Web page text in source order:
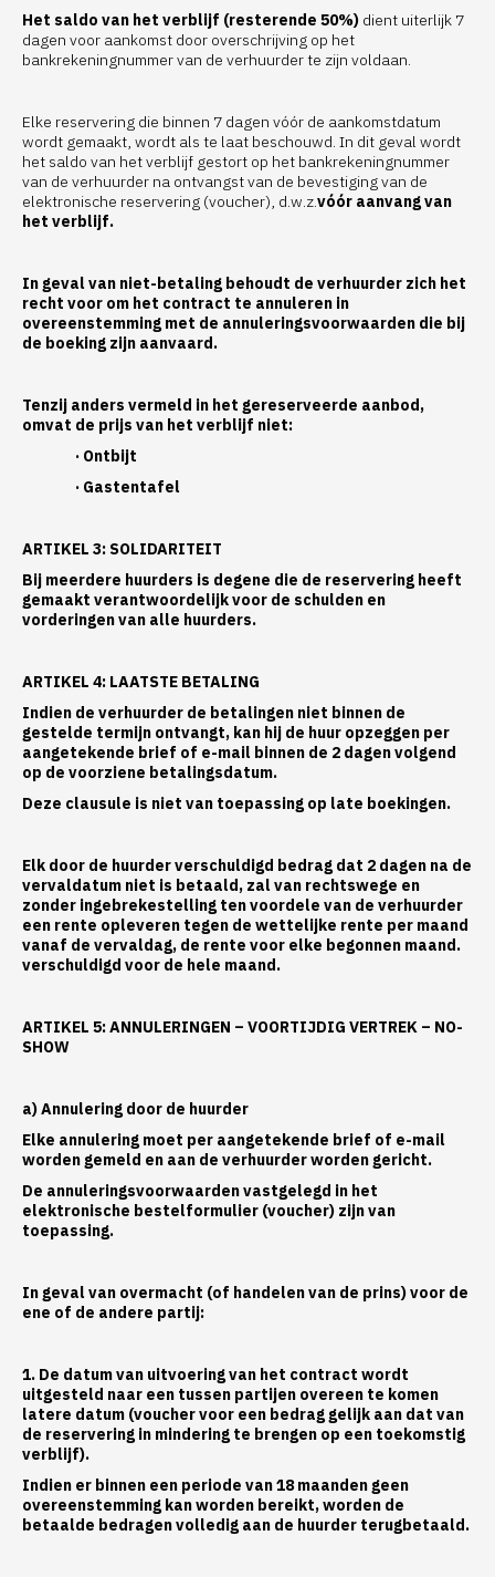
Het saldo van het verblijf (resterende 50%) dient uiterlijk 7
dagen voor aankomst door overschrijving op het
bankrekeningnummer van de verhuurder te zijn voldaan.
Elke reservering die binnen 7 dagen vóór de aankomstdatum
wordt gemaakt, wordt als te laat beschouwd. In dit geval wordt
het saldo van het verblijf gestort op het bankrekeningnummer
van de verhuurder na ontvangst van de bevestiging van de
elektronische reservering (voucher), d.w.z.vóór aanvang van
het verblijf.
In geval van niet-betaling behoudt de verhuurder zich het
recht voor om het contract te annuleren in
overeenstemming met de annuleringsvoorwaarden die bij
de boeking zijn aanvaard.
Tenzij anders vermeld in het gereserveerde aanbod,
omvat de prijs van het verblijf niet:
· Ontbijt
· Gastentafel
ARTIKEL 3: SOLIDARITEIT
Bij meerdere huurders is degene die de reservering heeft
gemaakt verantwoordelijk voor de schulden en
vorderingen van alle huurders.
ARTIKEL 4: LAATSTE BETALING
Indien de verhuurder de betalingen niet binnen de
gestelde termijn ontvangt, kan hij de huur opzeggen per
aangetekende brief of e-mail binnen de 2 dagen volgend
op de voorziene betalingsdatum.
Deze clausule is niet van toepassing op late boekingen.
Elk door de huurder verschuldigd bedrag dat 2 dagen na de
vervaldatum niet is betaald, zal van rechtswege en
zonder ingebrekestelling ten voordele van de verhuurder
een rente opleveren tegen de wettelijke rente per maand
vanaf de vervaldag, de rente voor elke begonnen maand.
verschuldigd voor de hele maand.
ARTIKEL 5: ANNULERINGEN – VOORTIJDIG VERTREK – NO-
SHOW
a) Annulering door de huurder
Elke annulering moet per aangetekende brief of e-mail
worden gemeld en aan de verhuurder worden gericht.
De annuleringsvoorwaarden vastgelegd in het
elektronische bestelformulier (voucher) zijn van
toepassing.
In geval van overmacht (of handelen van de prins) voor de
ene of de andere partij:
1. De datum van uitvoering van het contract wordt
uitgesteld naar een tussen partijen overeen te komen
latere datum (voucher voor een bedrag gelijk aan dat van
de reservering in mindering te brengen op een toekomstig
verblijf).
Indien er binnen een periode van 18 maanden geen
overeenstemming kan worden bereikt, worden de
betaalde bedragen volledig aan de huurder terugbetaald.